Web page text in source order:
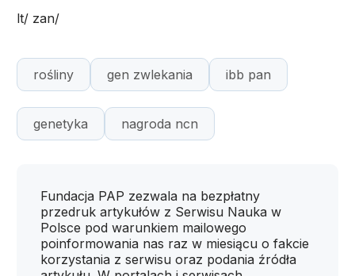
lt/ zan/
rośliny gen zwlekania ibb pan
genetyka nagroda ncn
Fundacja PAP zezwala na bezpłatny
przedruk artykułów z Serwisu Nauka w
Polsce pod warunkiem mailowego
poinformowania nas raz w miesiącu o fakcie
korzystania z serwisu oraz podania źródła